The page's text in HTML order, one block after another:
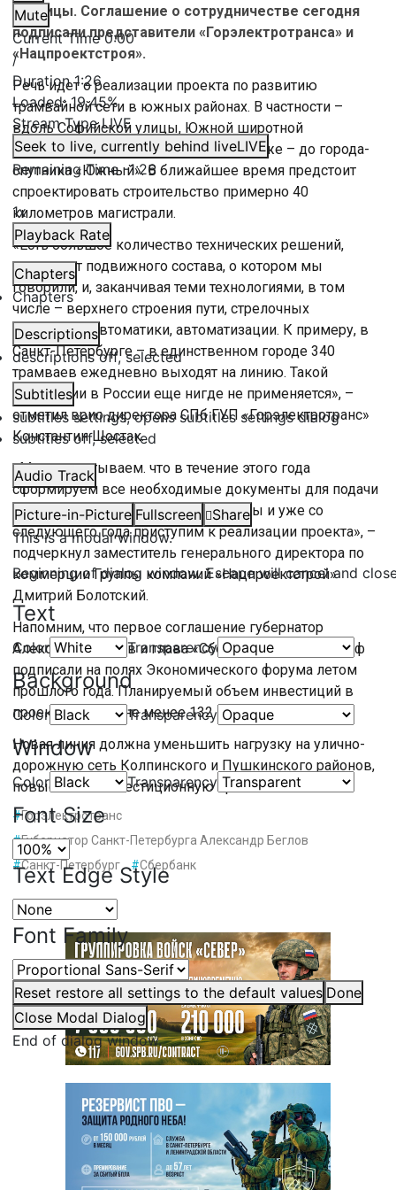
Mute
Current Time0:00
/
Duration1:26
Loaded:19.45%
Stream TypeLIVE
Seek to live, currently behind liveLIVE
Remaining Time-1:26
1x
Playback Rate
Chapters
Chapters
Descriptions
descriptions off, selected
Subtitles
subtitles settings, opens subtitles settings dialog
subtitles off, selected
Audio Track
Picture-in-Picture Fullscreen
Share
This is a modal window.
Beginning of dialog window. Escape will cancel and
Text
Color Transparency
Background
Color Transparency
Window
Color Transparency
Font Size
Text Edge Style
Font Family
Reset restore all settings to the default values Done
Close Modal Dialog
End of dialog window.
столицы. Соглашение о сотрудничестве сегодня
подписали представители «Горэлектротранса» и
«Нацпроектстроя».
Речь идет о реализации проекта по развитию
трамвайной сети в южных районах. В частности –
вдоль Софийской улицы, Южной широтной
магистрали, Волхонского шоссе, а также – до города-
спутника «Южный». В ближайшее время предстоит
спроектировать строительство примерно 40
километров магистрали.
«Есть большое количество технических решений,
начиная от подвижного состава, о котором мы
говорили, и, заканчивая теми технологиями, в том
числе – верхнего строения пути, стрелочных
переводов, автоматики, автоматизации. К примеру, в
Санкт-Петербурге – в единственном городе 340
трамваев ежедневно выходят на линию. Такой
технологии в России еще нигде не применяется», –
отметил врио директора СПб ГУП «Горэлектротранс»
Константин Шостак.
«Мы рассчитываем. что в течение этого года
сформируем все необходимые документы для подачи
частной инвестиционной инициативы и уже со
следующего года приступим к реализации проекта», –
подчеркнул заместитель генерального директора по
коммерции Группы компаний «Нацпроектстрой»
Дмитрий Болотский.
Напомним, что первое соглашение губернатор
Александр Беглов и глава «Сбербанка» Герман Греф
подписали на полях Экономического форума летом
прошлого года. Планируемый объем инвестиций в
проект составит не менее 132 мдрд рублей.
Новая линия должна уменьшить нагрузку на улично-
дорожную сеть Колпинского и Пушкинского районов,
повысить их инвестиционную привлекательность.
#Горэлектротранс
#Губернатор Санкт-Петербурга Александр Беглов
#Санкт-Петербург #Сбербанк